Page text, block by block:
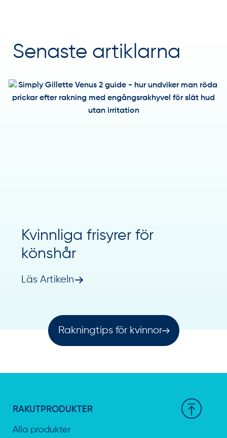
Senaste artiklarna
Kvinnliga frisyrer för
könshår
Läs Artikeln
Rakningtips för kvinnor
RAKUTPRODUKTER
Alla produkter